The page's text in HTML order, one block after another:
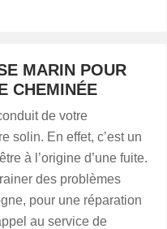
MARIN POUR
CHEMINÉE
de votre
solin. En effet, c’est un
à l’origine d’une fuite.
des problèmes
pour une réparation
au service de